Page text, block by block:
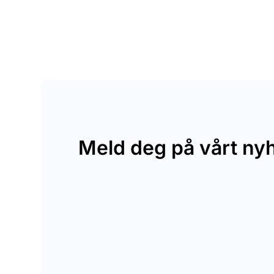
Meld deg på vårt